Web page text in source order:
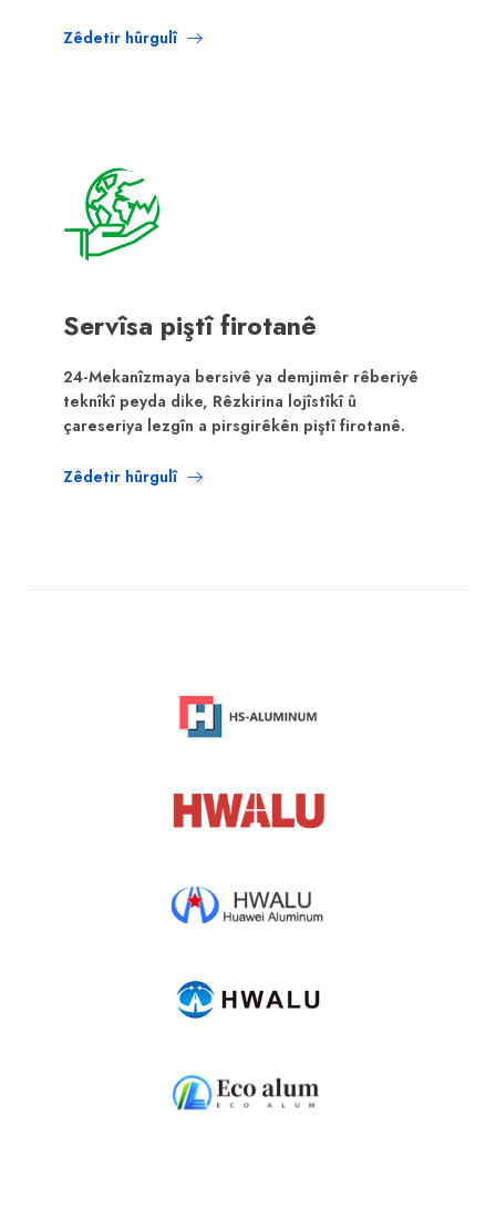
Zêdetir hûrgulî
Servîsa piştî firotanê
24-Mekanîzmaya bersivê ya demjimêr rêberiyê
teknîkî peyda dike, Rêzkirina lojîstîkî û
çareseriya lezgîn a pirsgirêkên piştî firotanê.
Zêdetir hûrgulî